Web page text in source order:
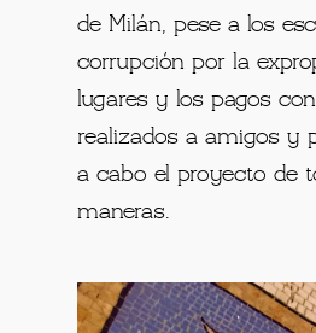
de Milán, pese a los
corrupción por la
lugares y los pagos
realizados a amigos y
a cabo el proyecto de
maneras.